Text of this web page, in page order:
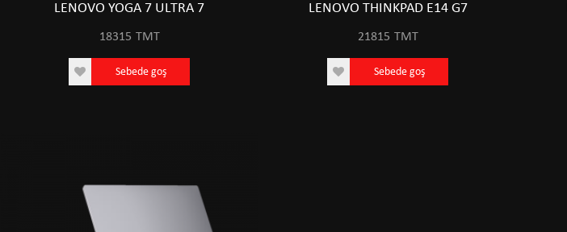
LENOVO YOGA 7 ULTRA 7
18315 TMT
Sebede goş
LENOVO THINKPAD E14 G7
21815 TMT
Sebede goş